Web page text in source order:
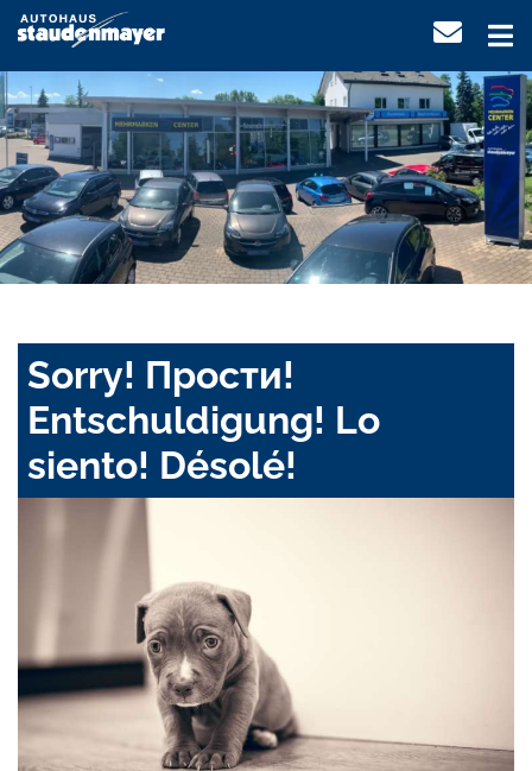
Sorry! Прости!
Entschuldigung! Lo
siento! Désolé!